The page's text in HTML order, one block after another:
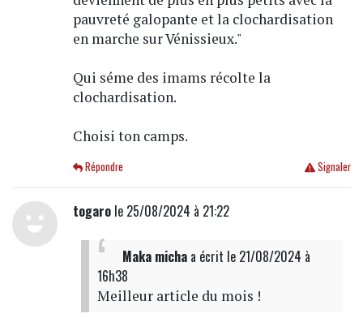
pauvreté galopante et la clochardisation
en marche sur Vénissieux."
Qui séme des imams récolte la
clochardisation.
Choisi ton camps.
Signaler
Répondre
togarole 25/08/2024 à 21:22
Maka michaa écrit le 21/08/2024 à
16h38
Meilleur article du mois !